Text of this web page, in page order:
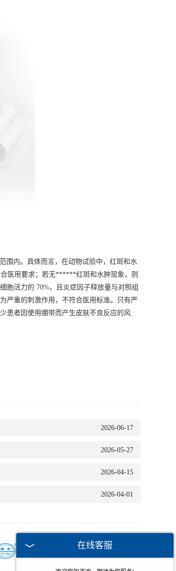
围内。具体而言，在动物试验中，红斑和水
医用要求；若无******红斑和水肿现象，则
胞活力的 70%，且炎症因子释放量与对照组
严重的刺激作用，不符合医用标准。只有严
患者因使用绷带而产生皮肤不良反应的风
2026-06-17
2026-05-27
2026-04-15
2026-04-01
在线客服